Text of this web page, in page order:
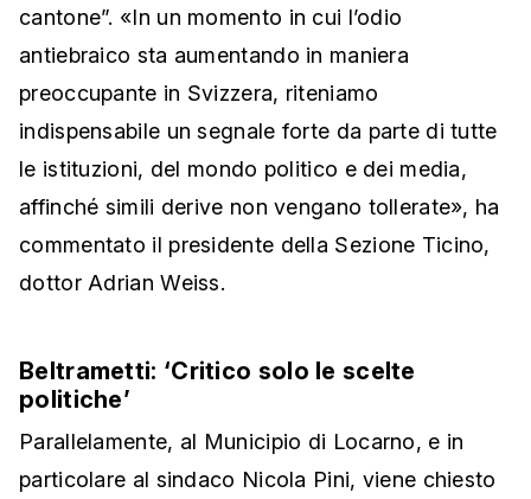
cantone”. «In un momento in cui l’odio
antiebraico sta aumentando in maniera
preoccupante in Svizzera, riteniamo
indispensabile un segnale forte da parte di tutte
le istituzioni, del mondo politico e dei media,
affinché simili derive non vengano tollerate», ha
commentato il presidente della Sezione Ticino,
dottor Adrian Weiss.
Beltrametti: ‘Critico solo le scelte
politiche’
Parallelamente, al Municipio di Locarno, e in
particolare al sindaco Nicola Pini, viene chiesto